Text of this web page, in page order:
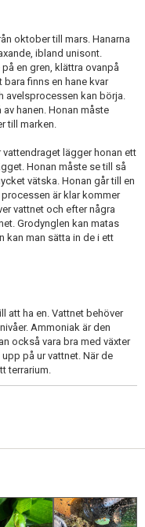
oktober till mars. Hanarna
ibland unisont.
en gren, klättra ovanpå
finns en hane kvar
avelsprocessen kan börja.
hanen. Honan måste
till marken.
lägger honan ett
Honan måste se till så
vätska. Honan går till en
är klar kommer
vattnet och efter några
Grodynglen kan matas
kan man sätta in de i ett
att ha en. Vattnet behöver
Ammoniak är den
också vara bra med växter
på ur vattnet. När de
terrarium.